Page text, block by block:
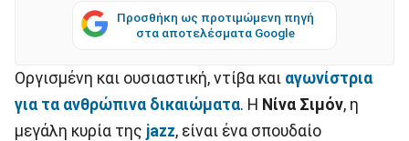
Προσθήκη ως προτιμώμενη πηγή
στα αποτελέσματα Google
Οργισμένη και ουσιαστική, ντίβα και αγωνίστρια
για τα ανθρώπινα δικαιώματα. Η Νίνα Σιμόν, η
μεγάλη κυρία της jazz, είναι ένα σπουδαίο